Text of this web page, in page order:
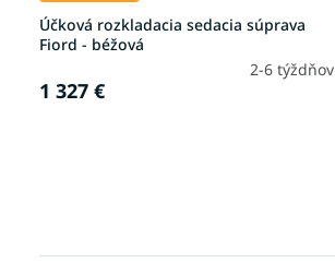
Účková rozkladacia sedacia súprava
Fiord - béžová
2-6 týždňov
1 327 €